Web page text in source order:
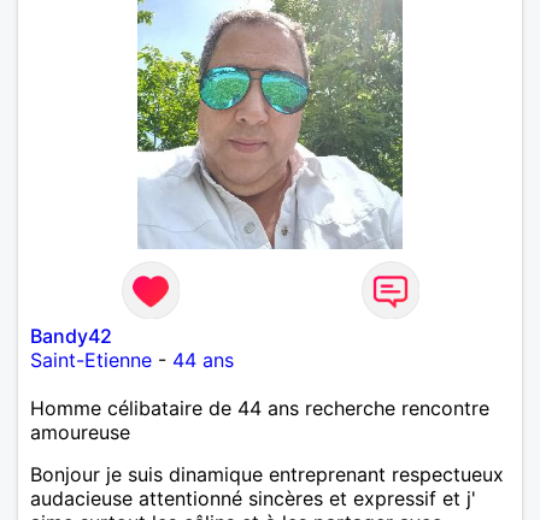
Bandy42
Saint-Etienne - 44 ans
Homme célibataire de 44 ans recherche rencontre
amoureuse
Bonjour je suis dinamique entreprenant respectueux
audacieuse attentionné sincères et expressif et j'